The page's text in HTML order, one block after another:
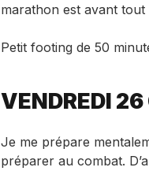
marathon est avant
Petit footing de 50
VENDREDI 26
Je me prépare
préparer au combat.